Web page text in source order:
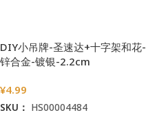
DIY小吊牌-圣速达+十字架和花-
锌合金-镀银-2.2cm
¥4.99
SKU： HS00004484